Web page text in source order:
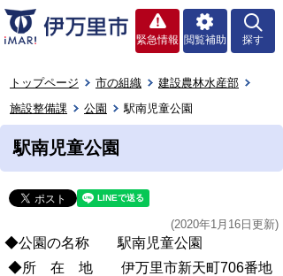
緊急情報 閲覧補助 探す
トップページ 市の組織
建設農林水産部
施設整備課
公園 駅南児童公園
駅南児童公園
(2020年1月16日更新)
◆公園の名称 駅南児童公園
◆所 在 地 伊万里市新天町706番地